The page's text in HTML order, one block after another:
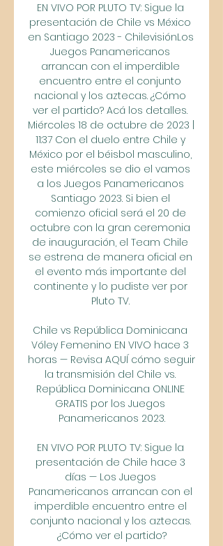
EN VIVO POR PLUTO TV: Sigue la
presentación de Chile vs México
en Santiago 2023 - ChilevisiónLos
Juegos Panamericanos
arrancan con el imperdible
encuentro entre el conjunto
nacional y los aztecas. ¿Cómo
ver el partido? Acá los detalles.
Miércoles 18 de octubre de 2023 |
11:37 Con el duelo entre Chile y
México por el béisbol masculino,
este miércoles se dio el vamos
a los Juegos Panamericanos
Santiago 2023. Si bien el
comienzo oficial será el 20 de
octubre con la gran ceremonia
de inauguración, el Team Chile
se estrena de manera oficial en
el evento más importante del
continente y lo pudiste ver por
Pluto TV.
Chile vs República Dominicana
Vóley Femenino EN VIVO hace 3
horas — Revisa AQUÍ cómo seguir
la transmisión del Chile vs.
República Dominicana ONLINE
GRATIS por los Juegos
Panamericanos 2023.
EN VIVO POR PLUTO TV: Sigue la
presentación de Chile hace 3
días — Los Juegos
Panamericanos arrancan con el
imperdible encuentro entre el
conjunto nacional y los aztecas.
¿Cómo ver el partido?